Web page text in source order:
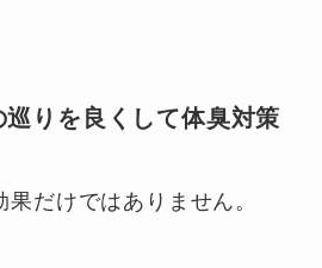
巡りを良くして体臭対策
だけではありません。